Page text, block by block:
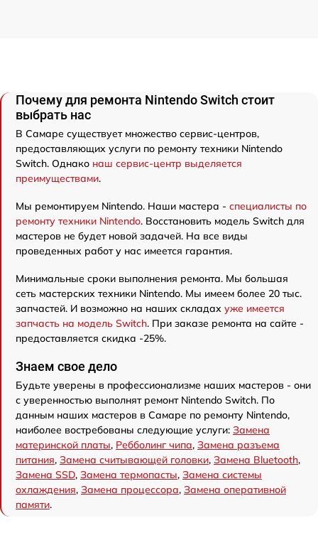
Почему для ремонта Nintendo Switch стоит
выбрать нас
В Самаре существует множество сервис-центров,
предоставляющих услуги по ремонту техники Nintendo
Switch. Однако наш сервис-центр выделяется
преимуществами.
Мы ремонтируем Nintendo. Наши мастера - специалисты по
ремонту техники Nintendo. Восстановить модель Switch для
мастеров не будет новой задачей. На все виды
проведенных работ у нас имеется гарантия.
Минимальные сроки выполнения ремонта. Мы большая
сеть мастерских техники Nintendo. Мы имеем более 20 тыс.
запчастей. И возможно на наших складах уже имеется
запчасть на модель Switch. При заказе ремонта на сайте -
предоставляется скидка -25%.
Знаем свое дело
Будьте уверены в профессионализме наших мастеров - они
с уверенностью выполнят ремонт Nintendo Switch. По
данным наших мастеров в Самаре по ремонту Nintendo,
наиболее востребованы следующие услуги: Замена
материнской платы, Ребболинг чипа, Замена разъема
питания, Замена считывающей головки, Замена Bluetooth,
Замена SSD, Замена термопасты, Замена системы
охлаждения, Замена процессора, Замена оперативной
памяти.